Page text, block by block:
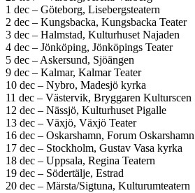
1 dec – Göteborg, Lisebergsteatern
2 dec – Kungsbacka, Kungsbacka Teater
3 dec – Halmstad, Kulturhuset Najaden
4 dec – Jönköping, Jönköpings Teater
5 dec – Askersund, Sjöängen
9 dec – Kalmar, Kalmar Teater
10 dec – Nybro, Madesjö kyrka
11 dec – Västervik, Bryggaren Kulturscen
12 dec – Nässjö, Kulturhuset Pigalle
13 dec – Växjö, Växjö Teater
16 dec – Oskarshamn, Forum Oskarshamn
17 dec – Stockholm, Gustav Vasa kyrka
18 dec – Uppsala, Regina Teatern
19 dec – Södertälje, Estrad
20 dec – Märsta/Sigtuna, Kulturumteatern